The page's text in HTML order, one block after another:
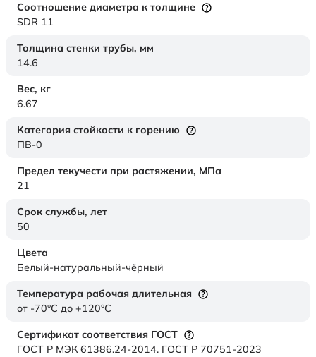
Соотношение диаметра к толщине
SDR 11
Толщина стенки трубы, мм
14.6
Вес, кг
6.67
Категория стойкости к горению
ПВ-0
Предел текучести при растяжении, МПа
21
Срок службы, лет
50
Цвета
Белый-натуральный-чёрный
Температура рабочая длительная
от -70°C до +120°C
Сертификат соответствия ГОСТ
ГОСТ Р МЭК 61386.24-2014. ГОСТ Р 70751-2023